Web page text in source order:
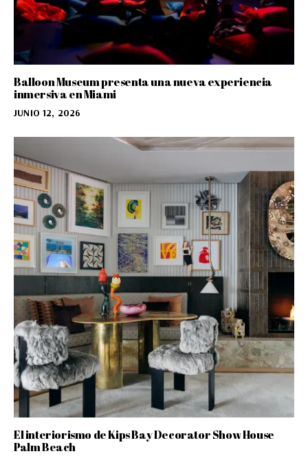
Balloon Museum presenta una nueva experiencia
inmersiva en Miami
JUNIO 12, 2026
El interiorismo de Kips Bay Decorator Show House
Palm Beach